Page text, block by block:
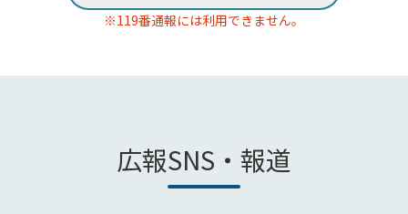
※119番通報には利用できません。
広報SNS・報道